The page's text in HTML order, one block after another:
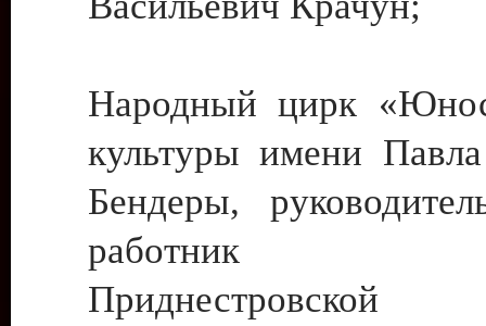
Народный цирк
культуры имени
Бендеры,
работник
Приднестровской